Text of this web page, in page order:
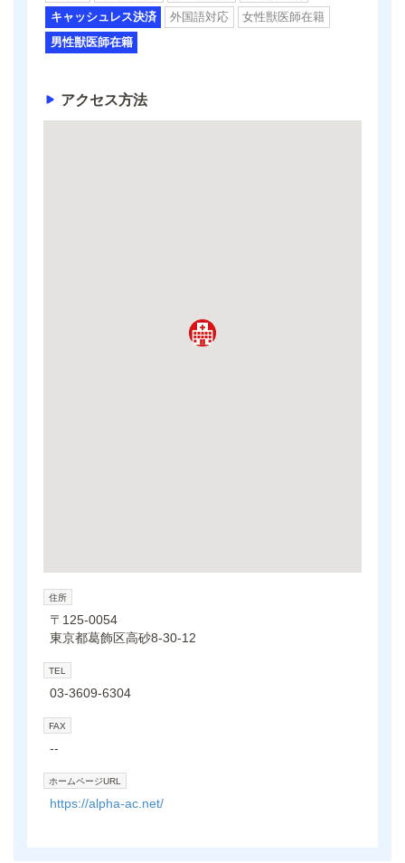
キャッシュレス決済
外国語対応
女性獣医師在籍
男性獣医師在籍
アクセス方法
住所
〒125-0054
東京都葛飾区高砂8-30-12
TEL
03-3609-6304
FAX
--
ホームページURL
https://alpha-ac.net/